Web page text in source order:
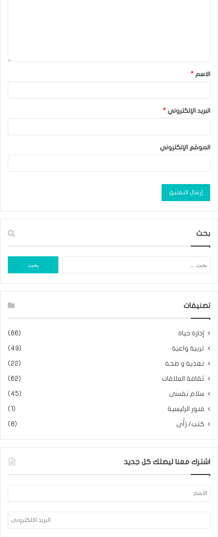
الاسم *
البريد الإلكتروني *
الموقع الإلكتروني
بحث
عن:
تصنيفات
إدارة حياة (66)
تربية واعية (49)
تغذية و صحة (22)
ثقافة العلاقات (62)
سلام نفسى (45)
فنور الرئيسية (1)
كتب/ رَأَى (8)
اشترك معنا ليصلك كل جديد